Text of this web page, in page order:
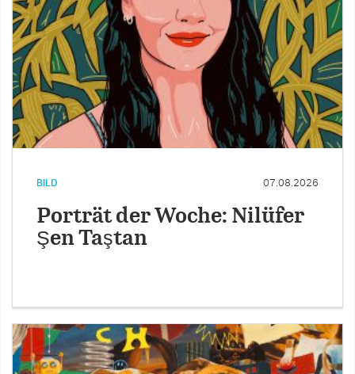
BILD 07.08.2026
Porträt der Woche: Nilüfer
Şen Taştan